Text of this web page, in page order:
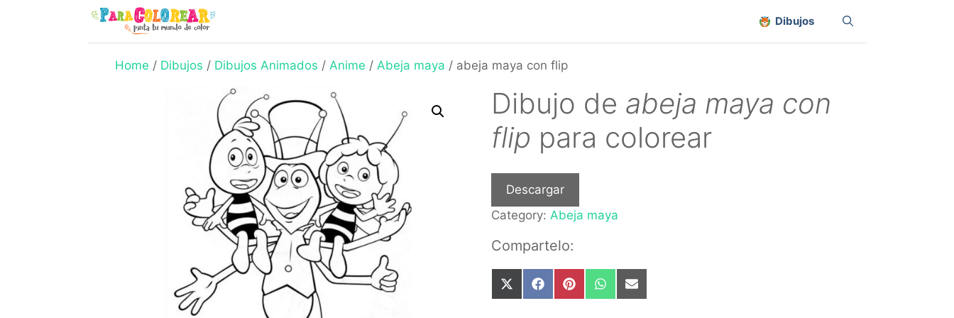
Dibujos
Home / Dibujos / Dibujos Animados / Anime / Abeja maya / abeja maya con flip
Dibujo de abeja maya con
flip para colorear
Descargar
Category: Abeja maya
Compartelo:
Share
on
Share
on
Share
on
Share
on
Share
on